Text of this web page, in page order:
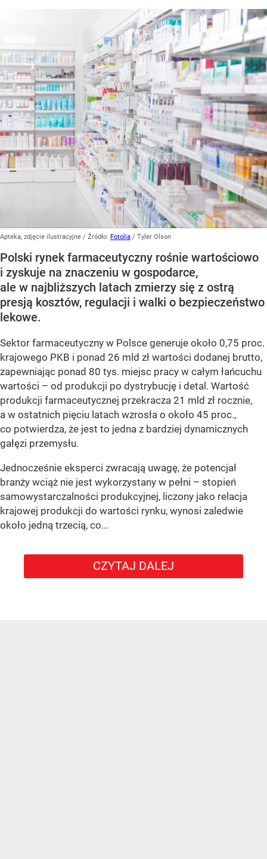
Apteka, zdjęcie ilustracyjne / Źródło: Fotolia / Tyler Olson
Polski rynek farmaceutyczny rośnie wartościowo
i zyskuje na znaczeniu w gospodarce,
ale w najbliższych latach zmierzy się z ostrą
presją kosztów, regulacji i walki o bezpieczeństwo
lekowe.
Sektor farmaceutyczny w Polsce generuje około 0,75 proc.
krajowego PKB i ponad 26 mld zł wartości dodanej brutto,
zapewniając ponad 80 tys. miejsc pracy w całym łańcuchu
wartości – od produkcji po dystrybucję i detal. Wartość
produkcji farmaceutycznej przekracza 21 mld zł rocznie,
a w ostatnich pięciu latach wzrosła o około 45 proc.,
co potwierdza, że jest to jedna z bardziej dynamicznych
gałęzi przemysłu.
Jednocześnie eksperci zwracają uwagę, że potencjał
branży wciąż nie jest wykorzystany w pełni – stopień
samowystarczalności produkcyjnej, liczony jako relacja
krajowej produkcji do wartości rynku, wynosi zaledwie
około jedną trzecią, co...
CZYTAJ DALEJ